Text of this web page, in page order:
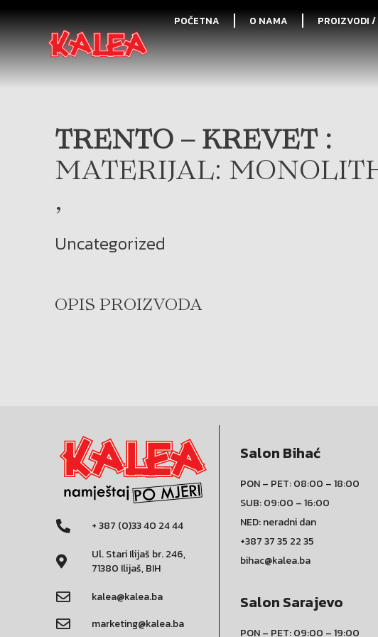
POČETNA O NAMA PROIZVODI /
TRENTO – KREVET :
MATERIJAL:
,
Uncategorized
OPIS PROIZVODA
+ 387 (0)33 40 24 44
Ul. Stari Ilijaš br. 246,
71380 Ilijaš, BIH
kalea@kalea.ba
marketing@kalea.ba
Salon Bihać
PON – PET: 08:00 – 18:00
SUB: 09:00 – 16:00
NED: neradni dan
+387 37 35 22 35
bihac@kalea.ba
Salon Sarajevo
PON – PET: 09:00 – 19:00